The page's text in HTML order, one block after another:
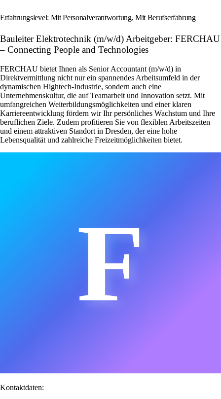
Erfahrungslevel: Mit Personalverantwortung, Mit Berufserfahrung
Bauleiter Elektrotechnik (m/w/d) Arbeitgeber: FERCHAU
– Connecting People and Technologies
FERCHAU bietet Ihnen als Senior Accountant (m/w/d) in
Direktvermittlung nicht nur ein spannendes Arbeitsumfeld in der
dynamischen Hightech-Industrie, sondern auch eine
Unternehmenskultur, die auf Teamarbeit und Innovation setzt. Mit
umfangreichen Weiterbildungsmöglichkeiten und einer klaren
Karriereentwicklung fördern wir Ihr persönliches Wachstum und Ihre
beruflichen Ziele. Zudem profitieren Sie von flexiblen Arbeitszeiten
und einem attraktiven Standort in Dresden, der eine hohe
Lebensqualität und zahlreiche Freizeitmöglichkeiten bietet.
F
Kontaktdaten: